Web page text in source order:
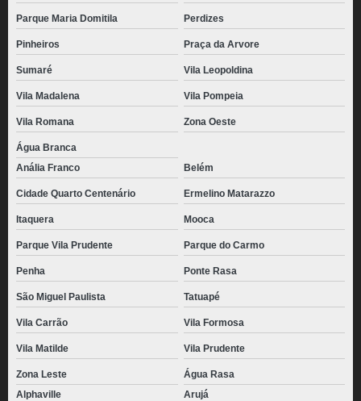
Parque Maria Domitila Perdizes
Pinheiros Praça da Arvore
Sumaré Vila Leopoldina
Vila Madalena Vila Pompeia
Vila Romana Zona Oeste
Água Branca
Anália Franco
Belém
Cidade Quarto Centenário Ermelino Matarazzo
Itaquera Mooca
Parque Vila Prudente Parque do Carmo
Penha Ponte Rasa
São Miguel Paulista Tatuapé
Vila Carrão Vila Formosa
Vila Matilde Vila Prudente
Zona Leste
Água Rasa
Alphaville
Arujá